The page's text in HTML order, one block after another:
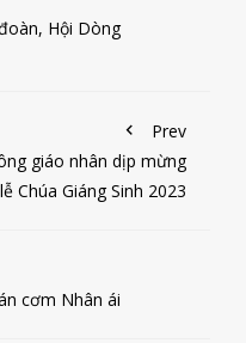
, Hội Dòng
Prev
giáo nhân dịp mừng
lễ Chúa Giáng Sinh 2023
cơm Nhân ái